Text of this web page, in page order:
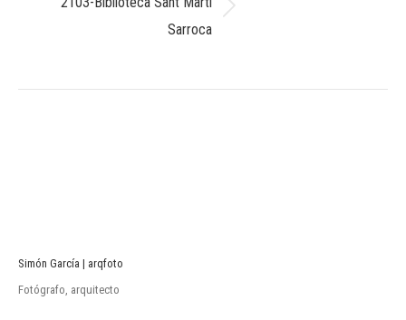
siguiente:
Sarroca
Simón García | arqfoto
Fotógrafo, arquitecto